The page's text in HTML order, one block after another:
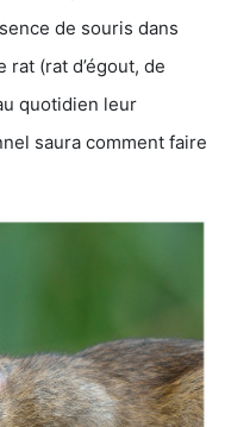
de souris dans
(rat d’égout, de
quotidien leur
saura comment faire